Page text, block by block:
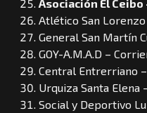
Asociación El Ceibo
Atlético San
General San Martín
GOY-A.M.A.D –
Central Entrerriano
Urquiza Santa Elena
Social y Deportivo